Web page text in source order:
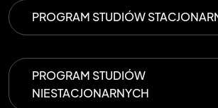
PROGRAM STUDIÓW
PROGRAM STUDIÓW
NIESTACJONARNYCH